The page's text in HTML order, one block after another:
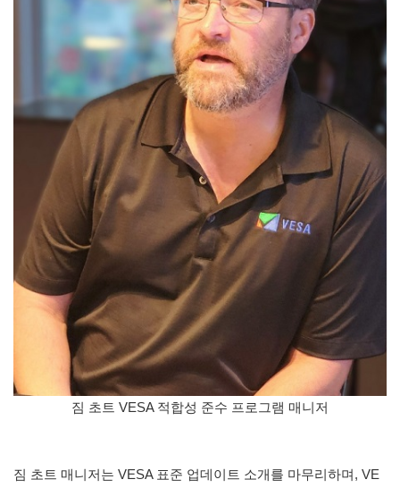
짐 초트 VESA 적합성 준수 프로그램 매니저
짐 초트 매니저는 VESA 표준 업데이트 소개를 마무리하며, VE